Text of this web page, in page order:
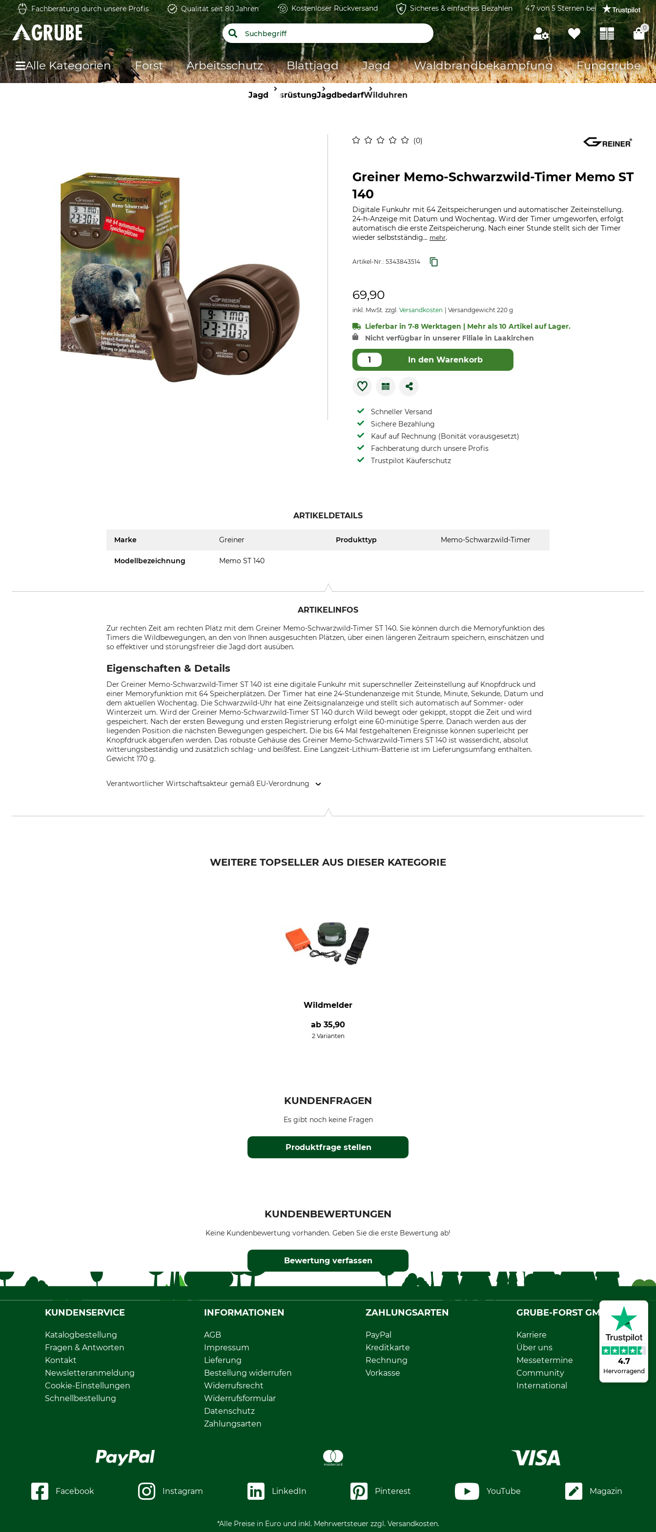
4.7
Hervorragend
Fachberatung durch unsere Profis Qualität seit 80 Jahren Kostenloser Rückversand Sicheres & einfaches Bezahlen 4.7 von 5 Sternen bei
0
Alle Kategorien Forst Arbeitsschutz Blattjagd Jagd Waldbrandbekämpfung Fundgrube
Jagd AusrüstungJagdbedarfWilduhren
0
Greiner Memo-Schwarzwild-Timer Memo ST
140
Digitale Funkuhr mit 64 Zeitspeicherungen und automatischer Zeiteinstellung.
24-h-Anzeige mit Datum und Wochentag. Wird der Timer umgeworfen, erfolgt
automatisch die erste Zeitspeicherung. Nach einer Stunde stellt sich der Timer
wieder selbstständig... mehr.
Artikel-Nr.: 5343843514
69,90
inkl. MwSt. zzgl. Versandkosten Versandgewicht 220 g
Lieferbar in 7-8 Werktagen | Mehr als 10 Artikel auf Lager.
Nicht verfügbar in unserer Filiale in Laakirchen
In den Warenkorb
Schneller Versand
Sichere Bezahlung
Kauf auf Rechnung (Bonität vorausgesetzt)
Fachberatung durch unsere Profis
Trustpilot Käuferschutz
ARTIKELDETAILS
Marke Greiner Produkttyp Memo-Schwarzwild-Timer
Modellbezeichnung Memo ST 140
ARTIKELINFOS
Zur rechten Zeit am rechten Platz mit dem Greiner Memo-Schwarzwild-Timer ST 140. Sie können durch die Memoryfunktion des
Timers die Wildbewegungen, an den von Ihnen ausgesuchten Plätzen, über einen längeren Zeitraum speichern, einschätzen und
so effektiver und störungsfreier die Jagd dort ausüben.
Eigenschaften & Details
Der Greiner Memo-Schwarzwild-Timer ST 140 ist eine digitale Funkuhr mit superschneller Zeiteinstellung auf Knopfdruck und
einer Memoryfunktion mit 64 Speicherplätzen. Der Timer hat eine 24-Stundenanzeige mit Stunde, Minute, Sekunde, Datum und
dem aktuellen Wochentag. Die Schwarzwild-Uhr hat eine Zeitsignalanzeige und stellt sich automatisch auf Sommer- oder
Winterzeit um. Wird der Greiner Memo-Schwarzwild-Timer ST 140 durch Wild bewegt oder gekippt, stoppt die Zeit und wird
gespeichert. Nach der ersten Bewegung und ersten Registrierung erfolgt eine 60-minütige Sperre. Danach werden aus der
liegenden Position die nächsten Bewegungen gespeichert. Die bis 64 Mal festgehaltenen Ereignisse können superleicht per
Knopfdruck abgerufen werden. Das robuste Gehäuse des Greiner Memo-Schwarzwild-Timers ST 140 ist wasserdicht, absolut
witterungsbeständig und zusätzlich schlag- und beißfest. Eine Langzeit-Lithium-Batterie ist im Lieferungsumfang enthalten.
Gewicht 170 g.
Verantwortlicher Wirtschaftsakteur gemäß EU-Verordnung
WEITERE TOPSELLER AUS DIESER KATEGORIE
Wildmelder
ab 35,90
2 Varianten
KUNDENFRAGEN
Produktfrage stellen
Es gibt noch keine Fragen
KUNDENBEWERTUNGEN
Keine Kundenbewertung vorhanden. Geben Sie die erste Bewertung ab!
Bewertung verfassen
KUNDENSERVICE
Katalogbestellung
Fragen & Antworten
Kontakt
Newsletteranmeldung
Cookie-Einstellungen
Schnellbestellung
INFORMATIONEN
AGB
Impressum
Lieferung
Bestellung widerrufen
Widerrufsrecht
Widerrufsformular
Datenschutz
Zahlungsarten
ZAHLUNGSARTEN
PayPal
Kreditkarte
Rechnung
Vorkasse
GRUBE-FORST GMBH
Karriere
Über uns
Messetermine
Community
International
Facebook Instagram LinkedIn Pinterest YouTube Magazin
*Alle Preise in Euro und inkl. Mehrwertsteuer zzgl. Versandkosten.